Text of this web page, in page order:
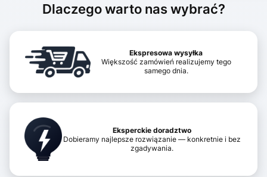
Dlaczego warto nas wybrać?
Ekspresowa wysyłka
Większość zamówień realizujemy tego
samego dnia.
Eksperckie doradztwo
Dobieramy najlepsze rozwiązanie — konkretnie i bez
zgadywania.